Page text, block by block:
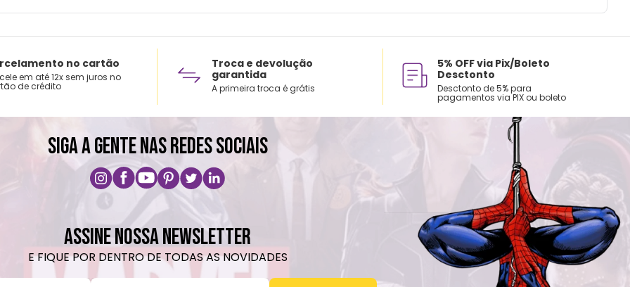
no cartão
em até 12x sem juros no
de crédito
Troca e devolução
garantida
A primeira troca é grátis
5% OFF via Pix/Boleto
Desctonto
Desctonto de 5% para
pagamentos via PIX ou boleto
SIGA A GENTE NAS REDES SOCIAIS
ASSINE NOSSA NEWSLETTER
E FIQUE POR DENTRO DE TODAS AS NOVIDADES